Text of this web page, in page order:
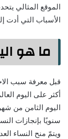
الموقع المثالي
الأسباب التي أدت
ما هو
قبل معرفة سبب
أكثر على اليوم
اليوم الثامن من
سنويًا بإنجازات
ويتمّ منح النساء